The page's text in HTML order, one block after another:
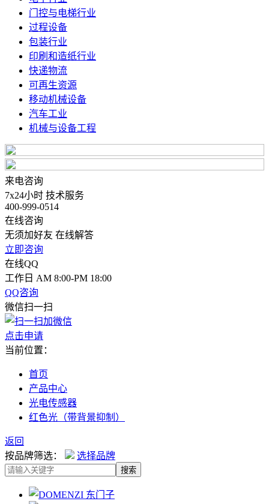
门控与电梯行业
过程设备
包装行业
印刷和造纸行业
快递物流
可再生资源
移动机械设备
汽车工业
机械与设备工程
来电咨询
7x24小时 技术服务
400-999-0514
在线咨询
无须加好友 在线解答
立即咨询
在线QQ
工作日 AM 8:00-PM 18:00
QQ咨询
微信扫一扫
点击申请
当前位置：
首页
产品中心
光电传感器
红色光（带背景抑制）
返回
按品牌筛选：
选择品牌
搜索